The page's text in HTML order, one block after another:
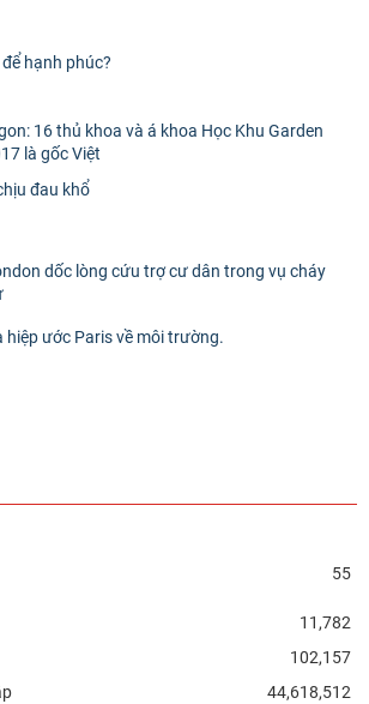
hạnh phúc?
16 thủ khoa và á khoa Học Khu Garden
là gốc Việt
đau khổ
dốc lòng cứu trợ cư dân trong vụ cháy
hiệp ước Paris về môi trường.
55
11,782
102,157
44,618,512